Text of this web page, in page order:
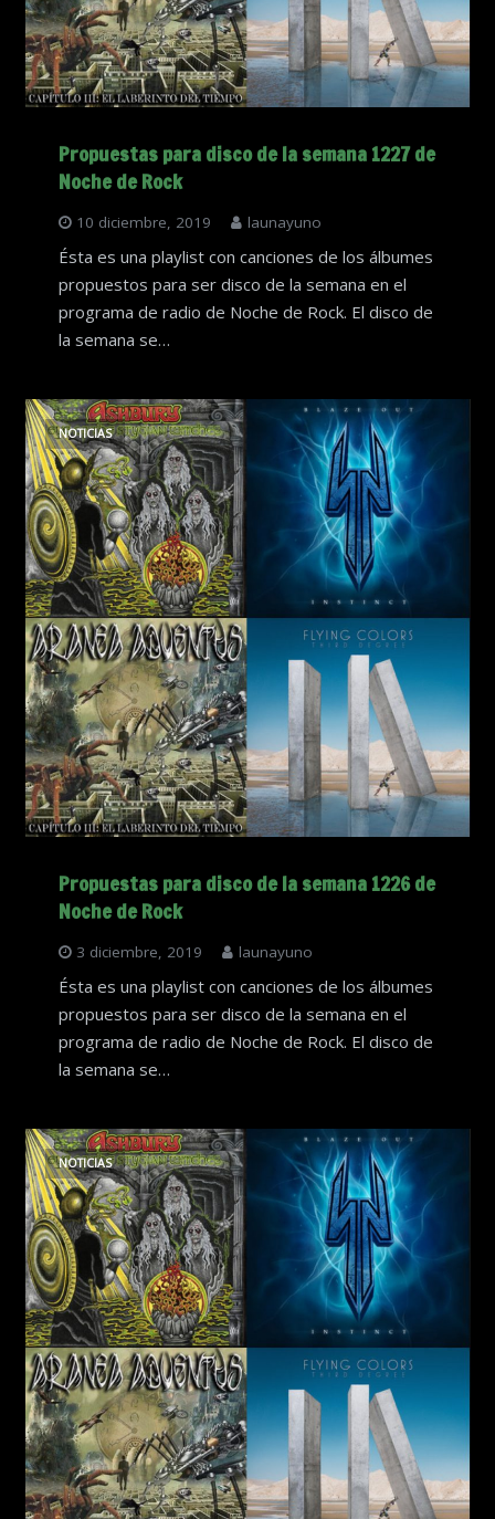
Propuestas para disco de la semana 1227 de
Noche de Rock
10 diciembre, 2019 launayuno
Ésta es una playlist con canciones de los álbumes
propuestos para ser disco de la semana en el
programa de radio de Noche de Rock. El disco de
la semana se…
Propuestas para disco de la semana 1226 de
Noche de Rock
3 diciembre, 2019 launayuno
NOTICIAS
Ésta es una playlist con canciones de los álbumes
propuestos para ser disco de la semana en el
programa de radio de Noche de Rock. El disco de
la semana se…
NOTICIAS